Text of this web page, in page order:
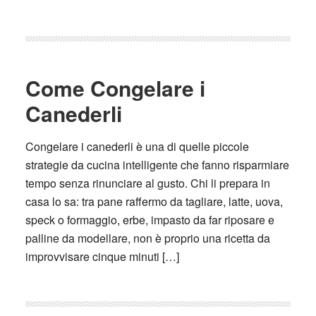
Come Congelare i
Canederli
Congelare i canederli è una di quelle piccole
strategie da cucina intelligente che fanno risparmiare
tempo senza rinunciare al gusto. Chi li prepara in
casa lo sa: tra pane raffermo da tagliare, latte, uova,
speck o formaggio, erbe, impasto da far riposare e
palline da modellare, non è proprio una ricetta da
improvvisare cinque minuti […]